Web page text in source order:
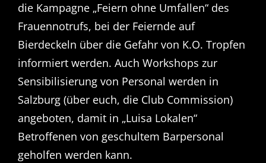
die Kampagne „Feiern ohne Umfallen“ des
Frauennotrufs, bei der Feiernde auf
Bierdeckeln über die Gefahr von K.O. Tropfen
informiert werden. Auch Workshops zur
Sensibilisierung von Personal werden in
Salzburg (über euch, die Club Commission)
angeboten, damit in „Luisa Lokalen“
Betroffenen von geschultem Barpersonal
geholfen werden kann.